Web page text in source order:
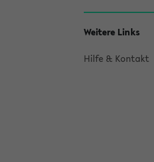
Weitere Links
Hilfe & Kontakt